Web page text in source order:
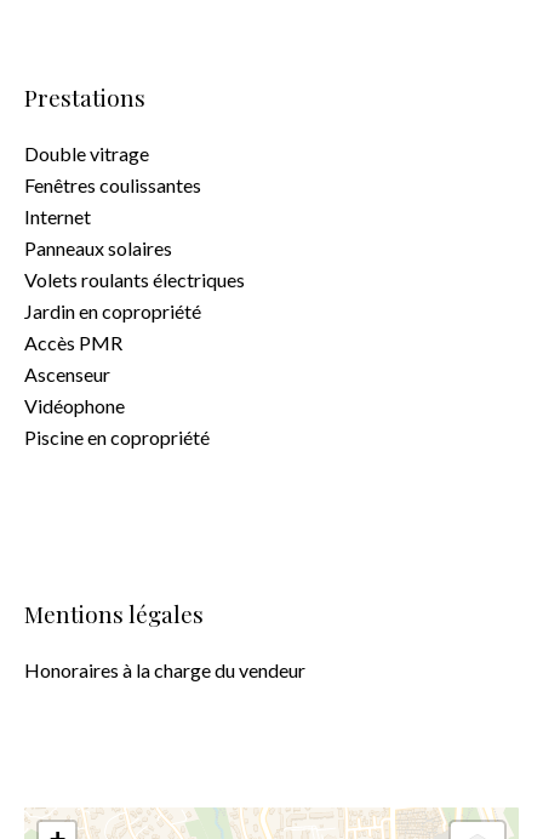
Prestations
Double vitrage
Fenêtres coulissantes
Internet
Panneaux solaires
Volets roulants électriques
Jardin en copropriété
Accès PMR
Ascenseur
Vidéophone
Piscine en copropriété
Mentions légales
Honoraires à la charge du vendeur